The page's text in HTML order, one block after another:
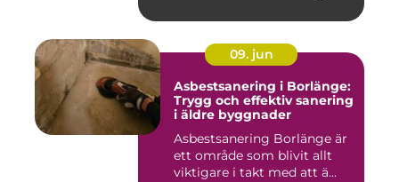
09. jun
Asbestsanering i Borlänge:
Trygg och effektiv sanering
i äldre byggnader
Asbestsanering Borlänge är
ett område som blivit allt
viktigare i takt med att ä...